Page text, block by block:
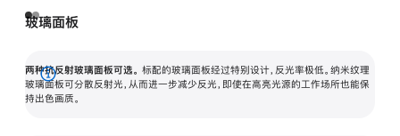
玻璃面板
两种抗反射玻璃面板可选。 标配的玻璃面板经过特别设计，反光率极低。纳米纹理
玻璃面板可分散反射光，从而进一步减少反光，即使在高亮光源的工作场所也能保
持出色画质。
展
开